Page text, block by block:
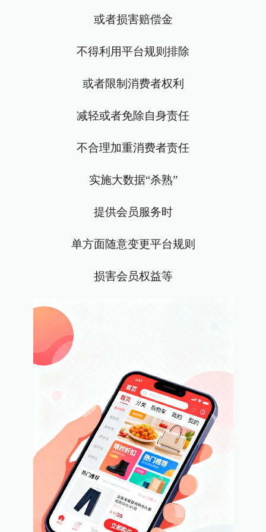
或者损害赔偿金
不得利用平台规则排除
或者限制消费者权利
减轻或者免除自身责任
不合理加重消费者责任
实施大数据“杀熟”
提供会员服务时
单方面随意变更平台规则
损害会员权益等